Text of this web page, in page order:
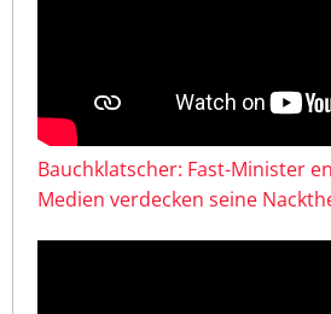
Bauchklatscher: Fast-Minister
Medien verdecken seine